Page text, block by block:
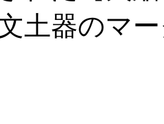
土器のマ